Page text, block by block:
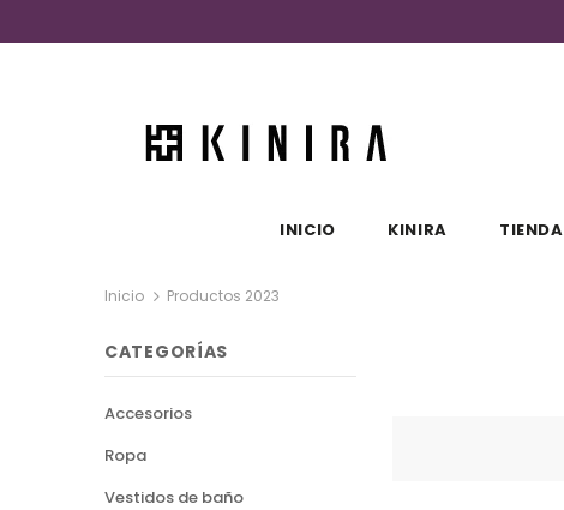
INICIO KINIRA TIENDA
Inicio Productos 2023
CATEGORÍAS
Accesorios
Ropa
Vestidos de baño